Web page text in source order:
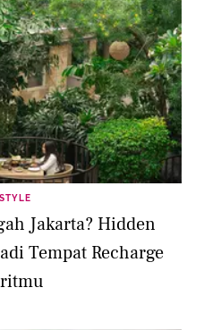
Jakarta? Hidden
Tempat Recharge